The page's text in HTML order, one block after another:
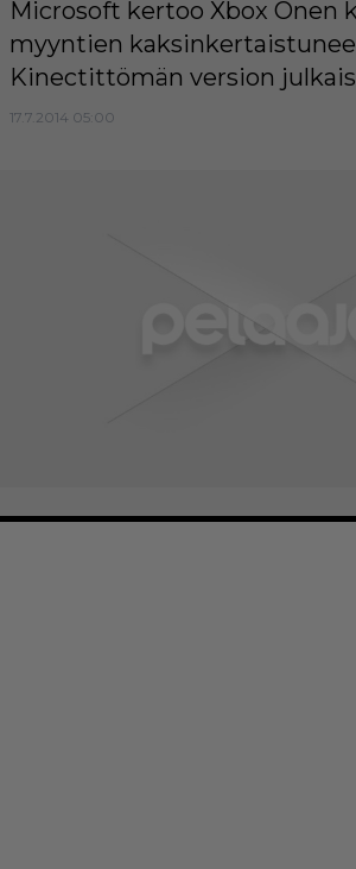
Microsoft kertoo Xbox Onen
myyntien
Kinectittömän version
17.7.2014 05:00